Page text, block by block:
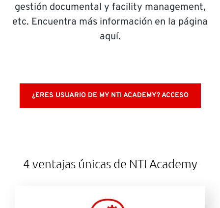
SOPORTE
Suomi
Sverige UK
gestión documental y facility management,
etc. Encuentra más información en la página
aquí.
¿ERES USUARIO DE MY NTI ACADEMY? ACCESO
4 ventajas únicas de NTI Academy